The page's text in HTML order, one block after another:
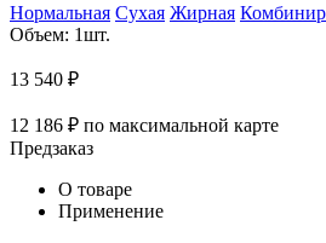
Нормальная Сухая Жирная
Объем: 1шт.
13 540 ₽
12 186 ₽ по максимальной карте
Предзаказ
О товаре
Применение